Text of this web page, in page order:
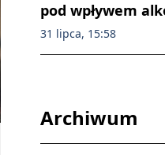
pod wpływem
31 lipca, 15:58
Archiwum